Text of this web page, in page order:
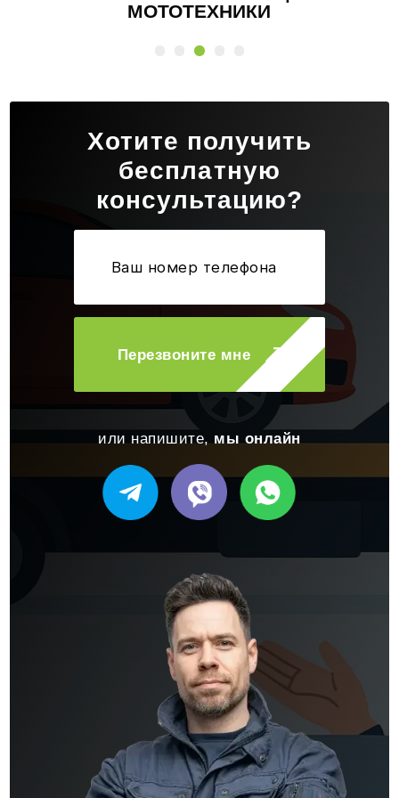
МОТОТЕХНИКИ
Хотите получить
бесплатную
консультацию?
Перезвоните мне
или напишите, мы онлайн